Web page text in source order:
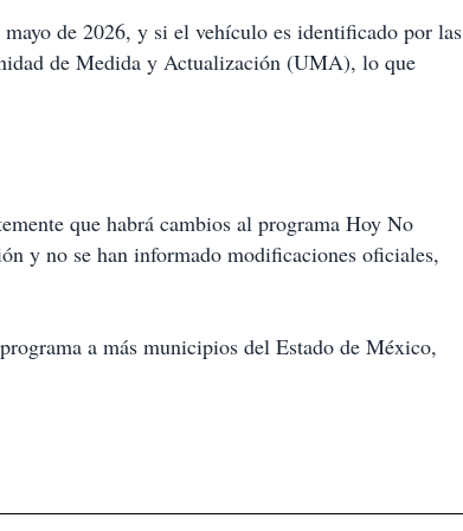
de 2026, y si el vehículo es identificado por las
de Medida y Actualización (UMA), lo que
que habrá cambios al programa Hoy No
y no se han informado modificaciones oficiales,
a más municipios del Estado de México,